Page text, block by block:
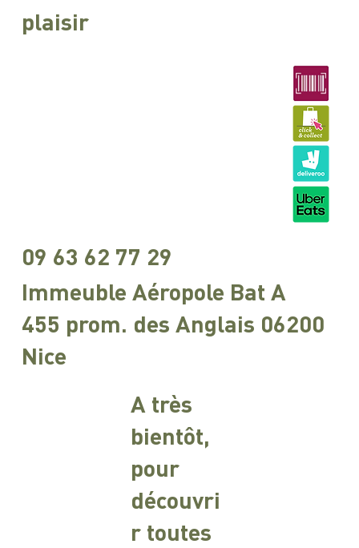
plaisir
Immeuble Aéropole Bat A
455 prom. des Anglais 06200
Nice
09 63 62 77 29
A très
bientôt,
pour
découvri
r toutes